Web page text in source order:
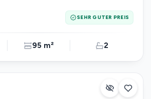
SEHR GUTER PREIS
95 m² 2